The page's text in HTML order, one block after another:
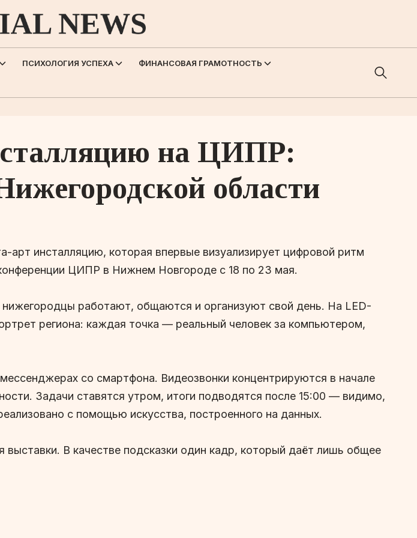
ПСИХОЛОГИЯ УСПЕХА
ФИНАНСОВАЯ ГРАМОТНОСТЬ
на ЦИПР:
области
инсталляцию, которая впервые визуализирует цифровой ритм
ЦИПР в Нижнем Новгороде с 18 по 23 мая.
работают, общаются и организуют свой день. На LED-
региона: каждая точка — реальный человек за компьютером,
со смартфона. Видеозвонки концентрируются в начале
Задачи ставятся утром, итоги подводятся после 15:00 — видимо,
с помощью искусства, построенного на данных.
В качестве подсказки один кадр, который даёт лишь общее